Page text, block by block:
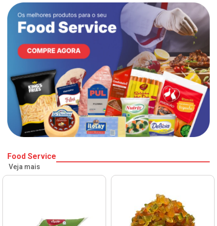
Food Service
Veja mais